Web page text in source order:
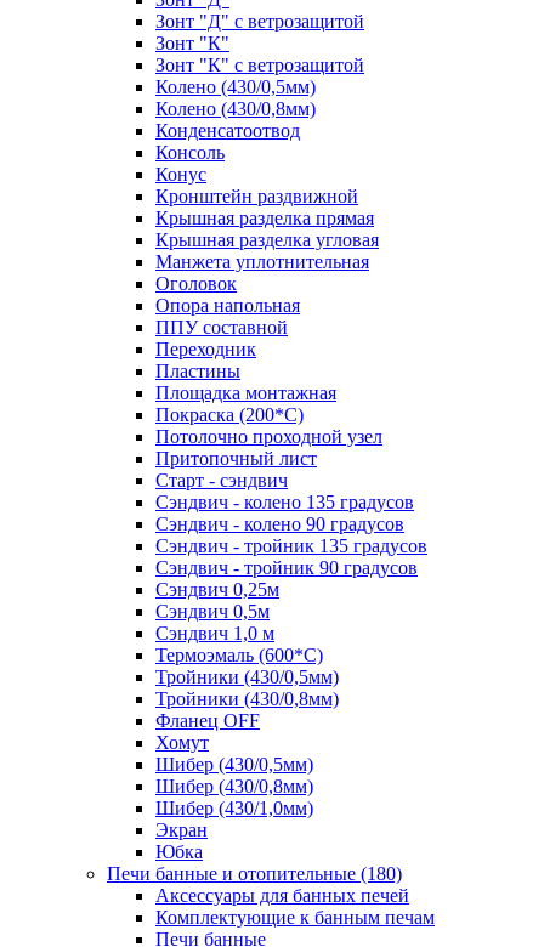
Зонт "Д" с ветрозащитой
Зонт "К"
Зонт "К" с ветрозащитой
Колено (430/0,5мм)
Колено (430/0,8мм)
Конденсатоотвод
Консоль
Конус
Кронштейн раздвижной
Крышная разделка прямая
Крышная разделка угловая
Манжета уплотнительная
Оголовок
Опора напольная
ППУ составной
Переходник
Пластины
Площадка монтажная
Покраска (200*С)
Потолочно проходной узел
Притопочный лист
Старт - сэндвич
Сэндвич - колено 135 градусов
Сэндвич - колено 90 градусов
Сэндвич - тройник 135 градусов
Сэндвич - тройник 90 градусов
Сэндвич 0,25м
Сэндвич 0,5м
Сэндвич 1,0 м
Термоэмаль (600*С)
Тройники (430/0,5мм)
Тройники (430/0,8мм)
Фланец OFF
Хомут
Шибер (430/0,5мм)
Шибер (430/0,8мм)
Шибер (430/1,0мм)
Экран
Юбка
Печи банные и отопительные (180)
Аксессуары для банных печей
Комплектующие к банным печам
Печи банные